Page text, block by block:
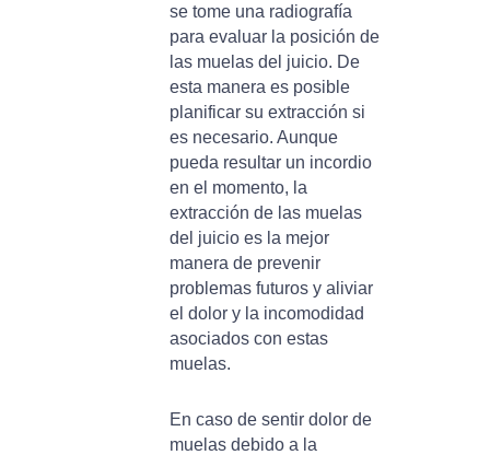
se tome una radiografía
para evaluar la posición de
las muelas del juicio. De
esta manera es posible
planificar su extracción si
es necesario. Aunque
pueda resultar un incordio
en el momento, la
extracción de las muelas
del juicio es la mejor
manera de prevenir
problemas futuros y aliviar
el dolor y la incomodidad
asociados con estas
muelas.
En caso de sentir dolor de
muelas debido a la